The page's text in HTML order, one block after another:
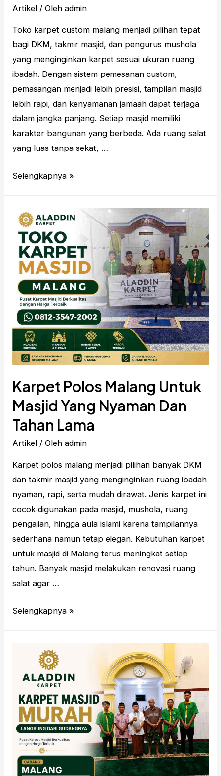
Artikel / Olehadmin
Toko karpet custom malang menjadi pilihan tepat
bagi DKM, takmir masjid, dan pengurus mushola
yang menginginkan karpet sesuai ukuran ruang
ibadah. Dengan sistem pemesanan custom,
pemasangan menjadi lebih presisi, tampilan masjid
lebih rapi, dan kenyamanan jamaah dapat terjaga
dalam jangka panjang. Setiap masjid memiliki
karakter bangunan yang berbeda. Ada ruang salat
yang luas tanpa sekat, …
Toko
Malang
Untuk
Masjid
Lebih
Rapi
Dan
Presisi
Selengkapnya »
Karpet Polos Malang Untuk
Masjid Yang Nyaman Dan
Tahan Lama
Artikel / Olehadmin
Karpet polos malang menjadi pilihan banyak DKM
dan takmir masjid yang menginginkan ruang ibadah
nyaman, rapi, serta mudah dirawat. Jenis karpet ini
cocok digunakan pada masjid, mushola, ruang
pengajian, hingga aula islami karena tampilannya
sederhana namun tetap elegan. Kebutuhan karpet
untuk masjid di Malang terus meningkat setiap
tahun. Banyak masjid melakukan renovasi ruang
salat agar …
Karpet
Yang
Nyaman
Dan
Tahan
Lama
Selengkapnya »